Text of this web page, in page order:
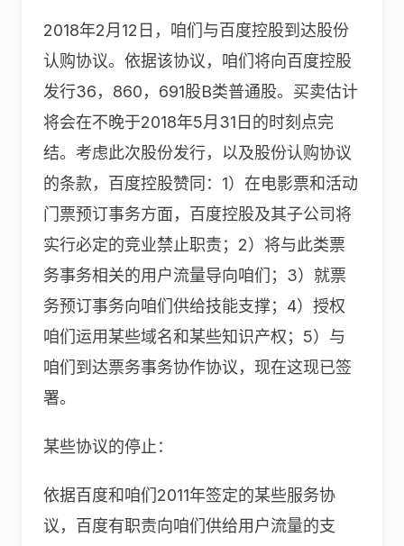
2018年2月12日，咱们与百度控股到达股份
认购协议。依据该协议，咱们将向百度控股
发行36，860，691股B类普通股。买卖估计
将会在不晚于2018年5月31日的时刻点完
结。考虑此次股份发行，以及股份认购协议
的条款，百度控股赞同：1）在电影票和活动
门票预订事务方面，百度控股及其子公司将
实行必定的竞业禁止职责；2）将与此类票
务事务相关的用户流量导向咱们；3）就票
务预订事务向咱们供给技能支撑；4）授权
咱们运用某些域名和某些知识产权；5）与
咱们到达票务事务协作协议，现在这现已签
署。
某些协议的停止：
依据百度和咱们2011年签定的某些服务协
议，百度有职责向咱们供给用户流量的支